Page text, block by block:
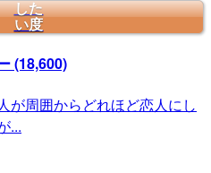
した
い度
(18,600)
が周囲からどれほど恋人にし
...